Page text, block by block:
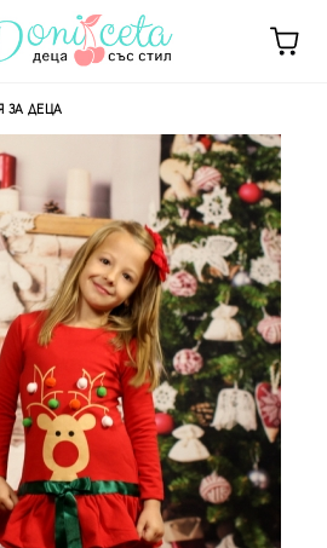
ЗА ДЕЦА